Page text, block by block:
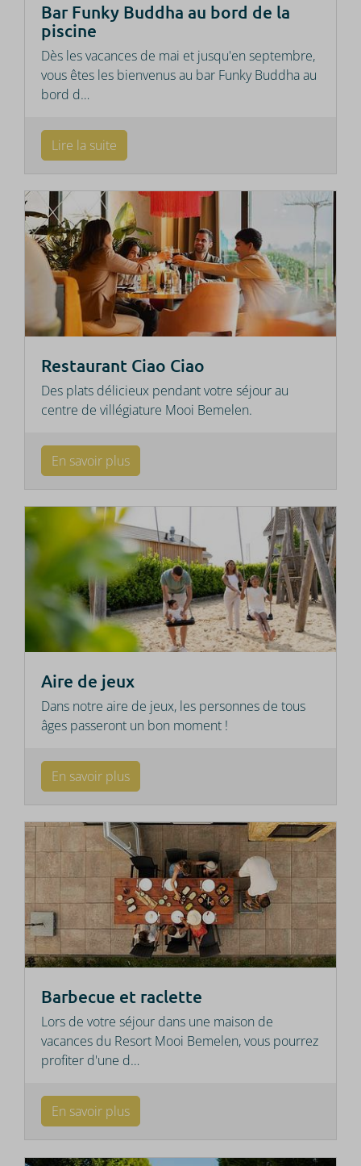
Bar Funky Buddha au bord de la
piscine
Dès les vacances de mai et jusqu'en septembre,
vous êtes les bienvenus au bar Funky Buddha au
bord d…
Lire la suite
Restaurant Ciao Ciao
Des plats délicieux pendant votre séjour au
centre de villégiature Mooi Bemelen.
En savoir plus
Aire de jeux
Dans notre aire de jeux, les personnes de tous
âges passeront un bon moment !
En savoir plus
Barbecue et raclette
Lors de votre séjour dans une maison de
vacances du Resort Mooi Bemelen, vous pourrez
profiter d'une d…
En savoir plus